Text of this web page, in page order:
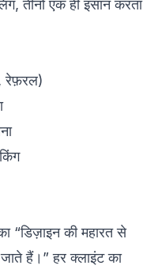
तीनों एक ही इंसान करता
रेफ़रल)
की महारत से
हैं।” हर क्लाइंट का